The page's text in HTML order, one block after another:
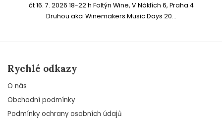
čt 16. 7. 2026 18-22 h Foltýn Wine, V Náklích 6, Praha 4
Druhou akci Winemakers Music Days 20...
Rychlé odkazy
O nás
Obchodní podmínky
Podmínky ochrany osobních údajů